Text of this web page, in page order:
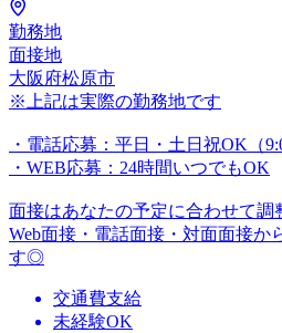
勤務地
面接地
大阪府松原市
※上記は実際の勤務地です
・電話応募：平日・土日祝OK（
・WEB応募：24時間いつでもOK
面接はあなたの予定に合わせて調
Web面接・電話面接・対面面接か
す◎
交通費支給
未経験OK